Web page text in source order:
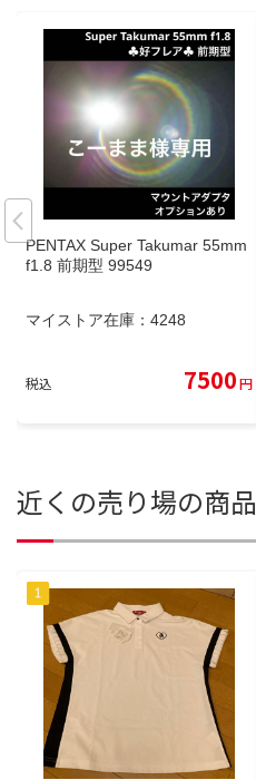
PENTAX Super Takumar 55mm
f1.8 前期型 99549
マイストア在庫： 4248
税込 7500円
近くの売り場の商品